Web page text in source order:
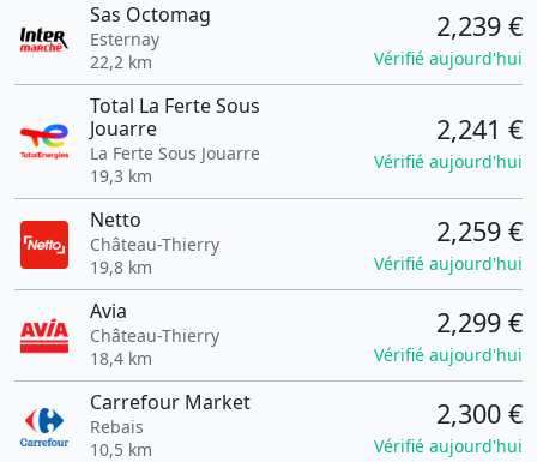
Sas Octomag
Esternay
22,2 km
2,239 €
Vérifié aujourd'hui
Total La Ferte Sous
Jouarre
La Ferte Sous Jouarre
19,3 km
2,241 €
Vérifié aujourd'hui
Netto
Château-Thierry
19,8 km
2,259 €
Vérifié aujourd'hui
Avia
Château-Thierry
18,4 km
2,299 €
Vérifié aujourd'hui
Carrefour Market
Rebais
10,5 km
2,300 €
Vérifié aujourd'hui